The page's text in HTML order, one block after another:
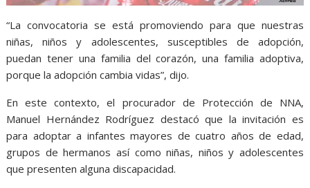
“La convocatoria se está promoviendo para que nuestras
niñas, niños y adolescentes, susceptibles de adopción,
puedan tener una familia del corazón, una familia adoptiva,
porque la adopción cambia vidas”, dijo.
En este contexto, el procurador de Protección de NNA,
Manuel Hernández Rodríguez destacó que la invitación es
para adoptar a infantes mayores de cuatro años de edad,
grupos de hermanos así como niñas, niños y adolescentes
que presenten alguna discapacidad.